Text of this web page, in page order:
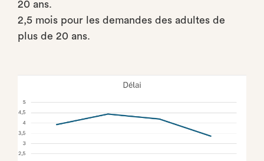
20 ans.
2,5 mois pour les demandes des adultes de
plus de 20 ans.